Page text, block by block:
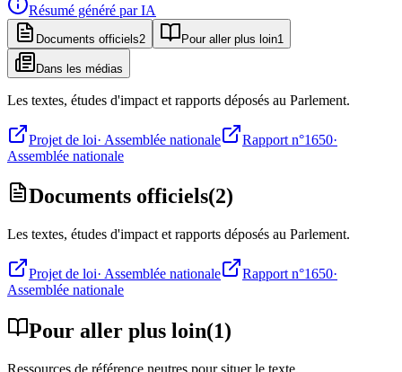
Résumé généré par IA
Documents officiels2 Pour aller plus loin1
Dans les médias
Les textes, études d'impact et rapports déposés au Parlement.
Projet de loi· Assemblée nationale Rapport n°1650·
Assemblée nationale
Documents officiels(2)
Les textes, études d'impact et rapports déposés au Parlement.
Projet de loi· Assemblée nationale Rapport n°1650·
Assemblée nationale
Pour aller plus loin(1)